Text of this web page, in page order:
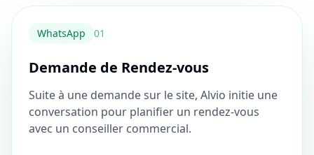
WhatsApp 01
Demande de Rendez-vous
Suite à une demande sur le site, Alvio initie une
conversation pour planifier un rendez-vous
avec un conseiller commercial.